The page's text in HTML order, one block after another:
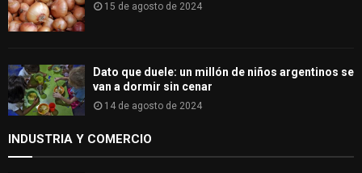
15 de agosto de 2024
Dato que duele: un millón de niños argentinos se
van a dormir sin cenar
14 de agosto de 2024
INDUSTRIA Y COMERCIO